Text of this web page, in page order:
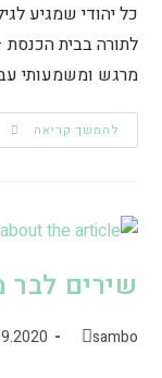
לתורה בבית הכנסת
מרגש ומשמעותי
להמשך קריאה
שירים לבר
sambo